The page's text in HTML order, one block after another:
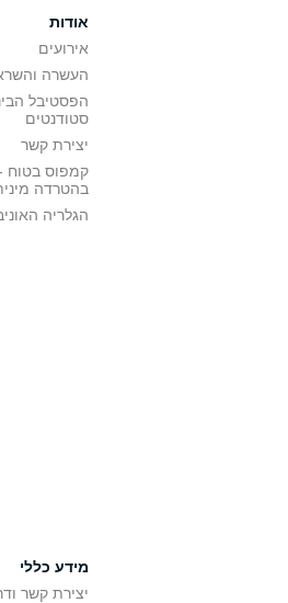
אודות
אירועים
העשרה
הפסטיבל
סטודנטים
יצירת קשר
קמפוס בטוח
בהטרדה
הגלריה
מידע כללי
יצירת קשר